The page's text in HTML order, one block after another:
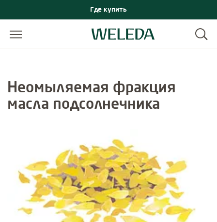
Где купить
Неомыляемая фракция
масла подсолнечника